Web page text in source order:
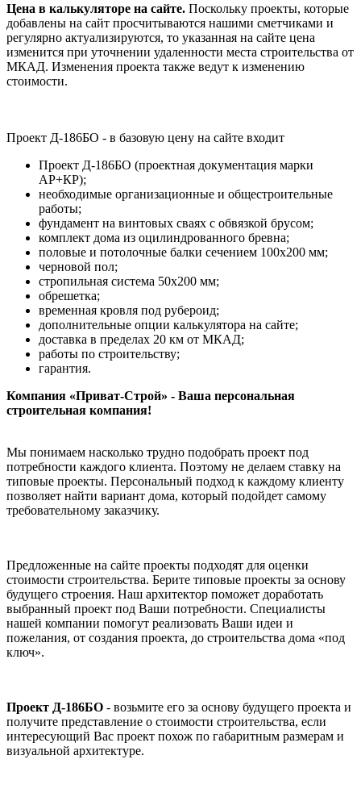
Цена в калькуляторе на сайте. Поскольку проекты, которые
добавлены на сайт просчитываются нашими сметчиками и
регулярно актуализируются, то указанная на сайте цена
изменится при уточнении удаленности места строительства от
МКАД. Изменения проекта также ведут к изменению
стоимости.
Проект Д-186БО - в базовую цену на сайте входит
Проект Д-186БО (проектная документация марки
АР+КР);
необходимые организационные и общестроительные
работы;
фундамент на винтовых сваях с обвязкой брусом;
комплект дома из оцилиндрованного бревна;
половые и потолочные балки сечением 100х200 мм;
черновой пол;
стропильная система 50х200 мм;
обрешетка;
временная кровля под рубероид;
дополнительные опции калькулятора на сайте;
доставка в пределах 20 км от МКАД;
работы по строительству;
гарантия.
Компания «Приват-Строй» - Ваша персональная
строительная компания!
Мы понимаем насколько трудно подобрать проект под
потребности каждого клиента. Поэтому не делаем ставку на
типовые проекты. Персональный подход к каждому клиенту
позволяет найти вариант дома, который подойдет самому
требовательному заказчику.
Предложенные на сайте проекты подходят для оценки
стоимости строительства. Берите типовые проекты за основу
будущего строения. Наш архитектор поможет доработать
выбранный проект под Ваши потребности. Специалисты
нашей компании помогут реализовать Ваши идеи и
пожелания, от создания проекта, до строительства дома «под
ключ».
Проект Д-186БО - возьмите его за основу будущего проекта и
получите представление о стоимости строительства, если
интересующий Вас проект похож по габаритным размерам и
визуальной архитектуре.